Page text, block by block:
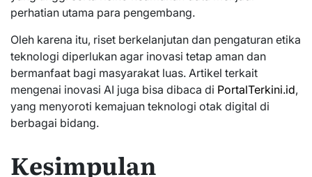
perhatian utama para pengembang.
Oleh karena itu, riset berkelanjutan dan pengaturan etika
teknologi diperlukan agar inovasi tetap aman dan
bermanfaat bagi masyarakat luas. Artikel terkait
mengenai inovasi AI juga bisa dibaca di PortalTerkini.id,
yang menyoroti kemajuan teknologi otak digital di
berbagai bidang.
Kesimpulan